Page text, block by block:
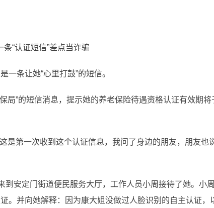
认证短信”差点当诈骗
条让她“心里打鼓”的短信。
”的短信消息，提示她的养老保险待遇资格认证有效期将
第一次收到这个认证信息，我问了身边的朋友，朋友也
安定门街道便民服务大厅，工作人员小周接待了她。小周
。并向她解释：因为康大姐没做过人脸识别的自主认证，